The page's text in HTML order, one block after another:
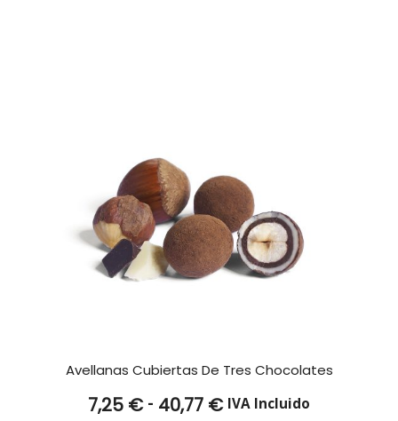
Avellanas Cubiertas De Tres Chocolates
7,25 € - 40,77 €Rango
IVA Incluido